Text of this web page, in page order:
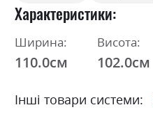
Характеристики
Ширина:
110.0см
Висота:
102.0см
Інші товари системи: